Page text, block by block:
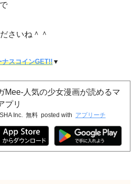
さいね＾＾
ナスコインGET!!▼
Mee-人気の少女漫画が読めるマ
プリ
Inc. 無料 posted with アプリーチ